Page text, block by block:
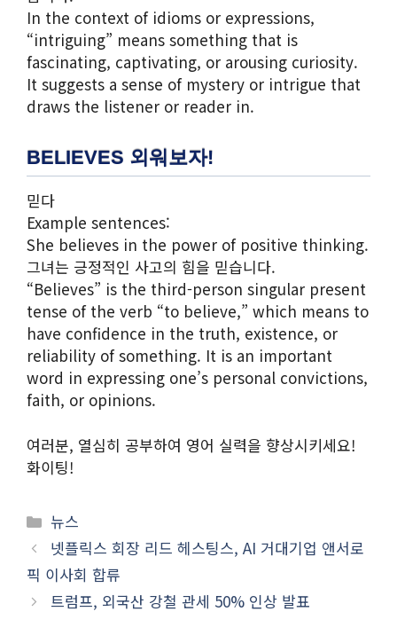
In the context of idioms or expressions,
“intriguing” means something that is
fascinating, captivating, or arousing curiosity.
It suggests a sense of mystery or intrigue that
draws the listener or reader in.
BELIEVES 외워보자!
믿다
Example sentences:
She believes in the power of positive thinking.
그녀는 긍정적인 사고의 힘을 믿습니다.
“Believes” is the third-person singular present
tense of the verb “to believe,” which means to
have confidence in the truth, existence, or
reliability of something. It is an important
word in expressing one’s personal convictions,
faith, or opinions.
여러분, 열심히 공부하여 영어 실력을 향상시키세요!
화이팅!
카
테
고
리
뉴스
넷플릭스 회장 리드 헤스팅스, AI 거대기업 앤서로
픽 이사회 합류
트럼프, 외국산 강철 관세 50% 인상 발표